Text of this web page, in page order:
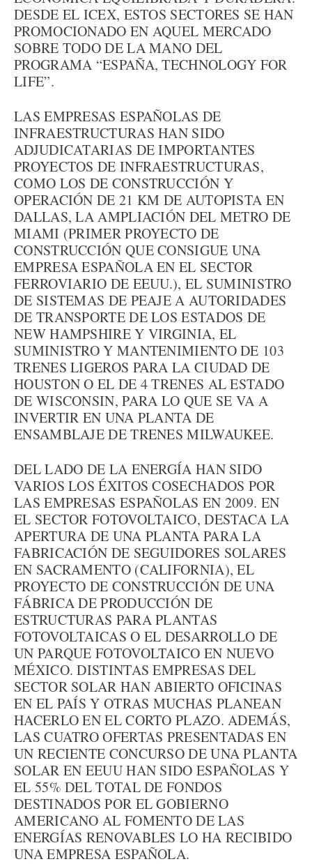
DESDE EL ICEX, ESTOS SECTORES SE HAN
PROMOCIONADO EN AQUEL MERCADO
SOBRE TODO DE LA MANO DEL
PROGRAMA “ESPAÑA, TECHNOLOGY FOR
LIFE”.
LAS EMPRESAS ESPAÑOLAS DE
INFRAESTRUCTURAS HAN SIDO
ADJUDICATARIAS DE IMPORTANTES
PROYECTOS DE INFRAESTRUCTURAS,
COMO LOS DE CONSTRUCCIÓN Y
OPERACIÓN DE 21 KM DE AUTOPISTA EN
DALLAS, LA AMPLIACIÓN DEL METRO DE
MIAMI (PRIMER PROYECTO DE
CONSTRUCCIÓN QUE CONSIGUE UNA
EMPRESA ESPAÑOLA EN EL SECTOR
FERROVIARIO DE EEUU.), EL SUMINISTRO
DE SISTEMAS DE PEAJE A AUTORIDADES
DE TRANSPORTE DE LOS ESTADOS DE
NEW HAMPSHIRE Y VIRGINIA, EL
SUMINISTRO Y MANTENIMIENTO DE 103
TRENES LIGEROS PARA LA CIUDAD DE
HOUSTON O EL DE 4 TRENES AL ESTADO
DE WISCONSIN, PARA LO QUE SE VA A
INVERTIR EN UNA PLANTA DE
ENSAMBLAJE DE TRENES MILWAUKEE.
DEL LADO DE LA ENERGÍA HAN SIDO
VARIOS LOS ÉXITOS COSECHADOS POR
LAS EMPRESAS ESPAÑOLAS EN 2009. EN
EL SECTOR FOTOVOLTAICO, DESTACA LA
APERTURA DE UNA PLANTA PARA LA
FABRICACIÓN DE SEGUIDORES SOLARES
EN SACRAMENTO (CALIFORNIA), EL
PROYECTO DE CONSTRUCCIÓN DE UNA
FÁBRICA DE PRODUCCIÓN DE
ESTRUCTURAS PARA PLANTAS
FOTOVOLTAICAS O EL DESARROLLO DE
UN PARQUE FOTOVOLTAICO EN NUEVO
MÉXICO. DISTINTAS EMPRESAS DEL
SECTOR SOLAR HAN ABIERTO OFICINAS
EN EL PAÍS Y OTRAS MUCHAS PLANEAN
HACERLO EN EL CORTO PLAZO. ADEMÁS,
LAS CUATRO OFERTAS PRESENTADAS EN
UN RECIENTE CONCURSO DE UNA PLANTA
SOLAR EN EEUU HAN SIDO ESPAÑOLAS Y
EL 55% DEL TOTAL DE FONDOS
DESTINADOS POR EL GOBIERNO
AMERICANO AL FOMENTO DE LAS
ENERGÍAS RENOVABLES LO HA RECIBIDO
UNA EMPRESA ESPAÑOLA.